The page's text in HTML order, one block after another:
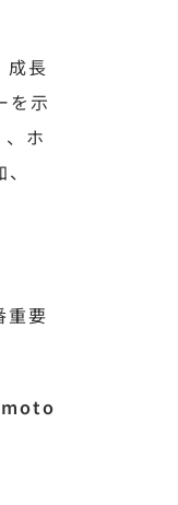
成長
を示
ホ
重要